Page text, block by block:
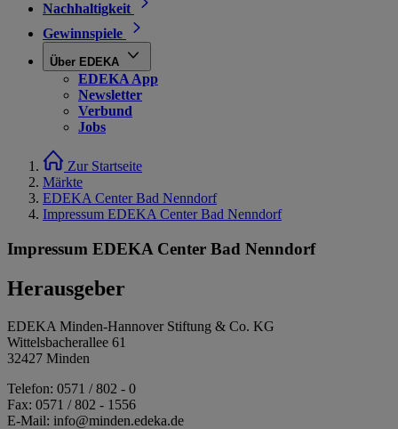
Nachhaltigkeit
Gewinnspiele
Über EDEKA
EDEKA App
Newsletter
Verbund
Jobs
Zur Startseite
Märkte
EDEKA Center Bad Nenndorf
Impressum EDEKA Center Bad Nenndorf
Impressum EDEKA Center Bad Nenndorf
Herausgeber
EDEKA Minden-Hannover Stiftung & Co. KG
Wittelsbacherallee 61
32427 Minden
Telefon: 0571 / 802 - 0
Fax: 0571 / 802 - 1556
E-Mail: info@minden.edeka.de